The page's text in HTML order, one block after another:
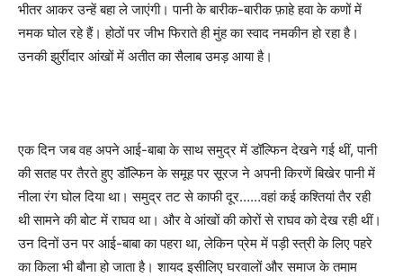
भीतर आकर उन्हें बहा ले जाएंगी। पानी के बारीक-बारीक फ़ाहे हवा के कणों में
नमक घोल रहे हैं। होठों पर जीभ फिराते ही मुंह का स्वाद नमकीन हो रहा है।
उनकी झुर्रीदार आंखों में अतीत का सैलाब उमड़ आया है।
एक दिन जब वह अपने आई-बाबा के साथ समुद्र में डॉल्फिन देखने गई थीं,पानी
की सतह पर तैरते हुए डॉल्फिन के समूह पर सूरज ने अपनी किरणें बिखेर पानी में
नीला रंग घोल दिया था। समुद्र तट से काफी दूर……वहां कई कश्तियां तैर रही
थी सामने की बोट में राघव था। और वे आंखों की कोरों से राघव को देख रही थीं।
उन दिनों उन पर आई-बाबा का पहरा था,लेकिन प्रेम में पड़ी स्त्री के लिए पहरे
का किला भी बौना हो जाता है। शायद इसीलिए घरवालों और समाज के तमाम